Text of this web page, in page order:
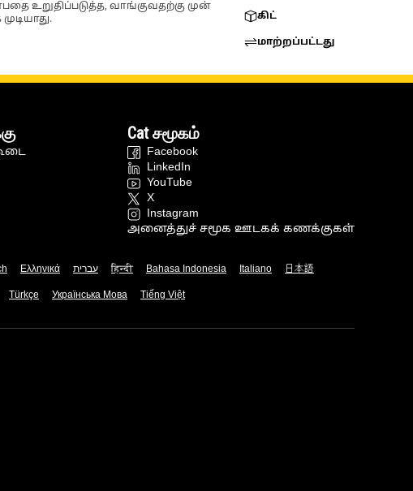
உறுதிப்படுத்த, வாங்குவதற்கு முன்
கிட்
மாற்றப்பட்டது
Cat சமூகம்
Facebook
LinkedIn
YouTube
X
Instagram
அனைத்துச் சமூக ஊடகக் கணக்குகள்
Ελληνικά עברית हिन्दी Bahasa Indonesia Italiano 日本語
Türkçe Українська Мова Tiếng Việt